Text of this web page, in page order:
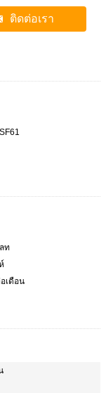
ติดต่อเรา
ท
เดือน